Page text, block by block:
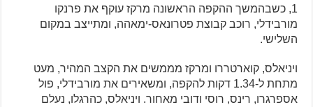
1, כשבהמשך ההקפה הראשונה מרקז עוקף את פרנקו
מורבידלי, רוכב קבוצת פטרונאס-ימאהה, ומתייצב במקום
השלישי.
ויניאלס, קוארטררו ומרקז מממשים את הקצב המהיר, מעט
מתחת ל-1.34 דקות להקפה, ומשאירים את מורבידלי, פול
אספרגרו, רינס, רוסי ודובי מאחור. ויניאלס, כהרגלו, נעלם